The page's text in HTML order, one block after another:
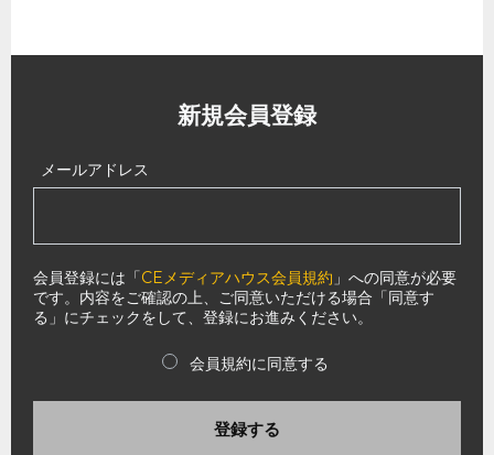
新規会員登録
メールアドレス
会員登録には「CEメディアハウス会員規約 」への同意が必要
です。内容をご確認の上、ご同意いただける場合「同意す
る」にチェックをして、登録にお進みください。
会員規約に同意する
登録する